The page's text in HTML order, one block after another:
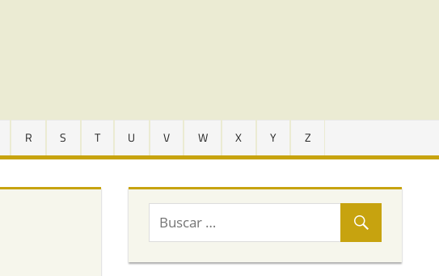
R S T U V W X Y Z